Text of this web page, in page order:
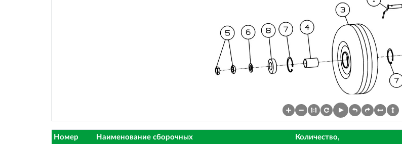
Номер
Наименование сборочных
Количество,